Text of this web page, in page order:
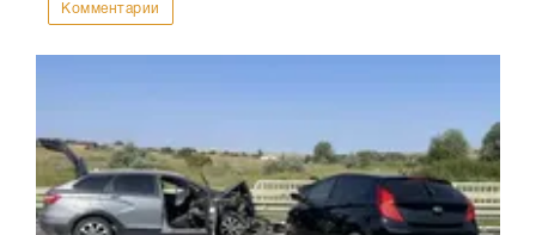
Комментарии